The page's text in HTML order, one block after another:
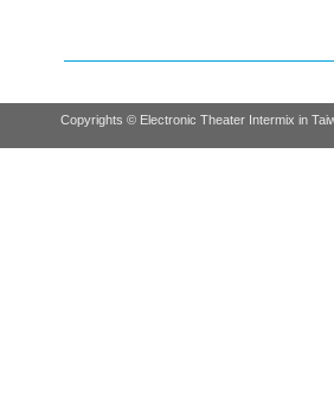
Copyrights © Electronic Theater Intermix in